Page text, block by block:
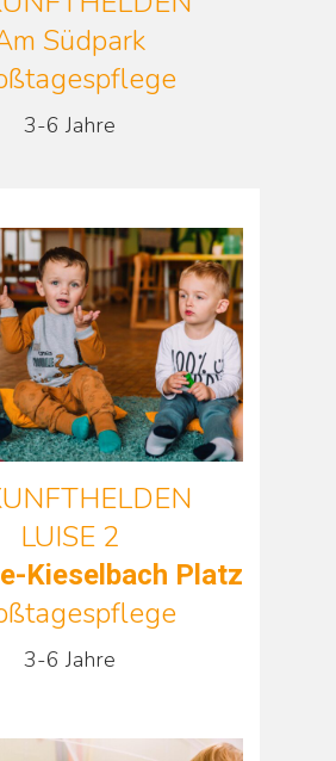
Südpark
3-6 Jahre
LUISE 2
Kieselbach Platz
3-6 Jahre